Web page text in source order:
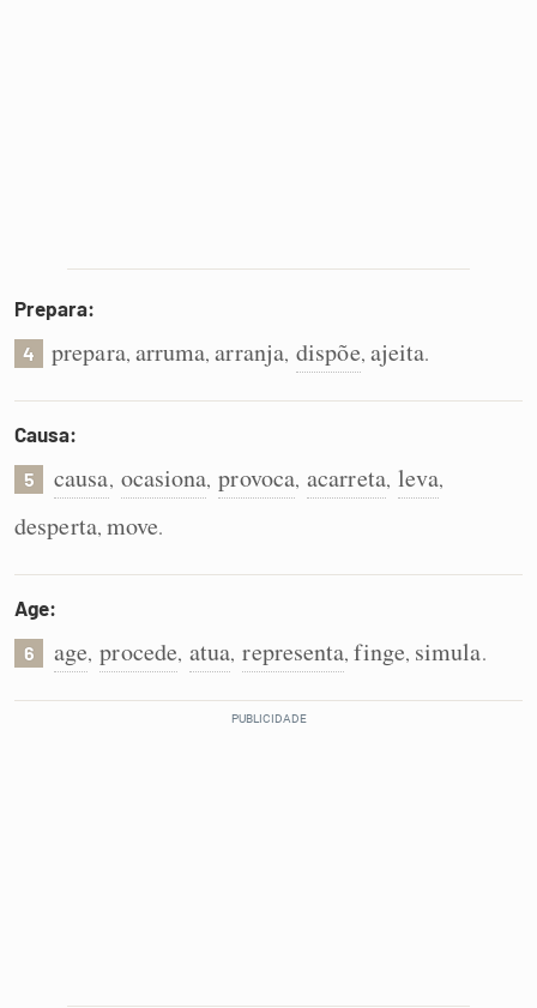
Prepara:
4 prepara, arruma,arranja, dispõe, ajeita.
Causa:
5 causa, ocasiona, provoca, acarreta, leva,
desperta, move.
Age:
6 age, procede, atua, representa,finge, simula.